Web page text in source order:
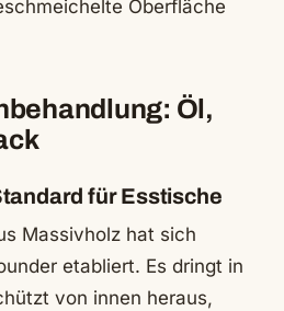
Oberfläche
Öl,
für Esstische
Massivholz hat sich
etabliert. Es dringt in
von innen heraus,